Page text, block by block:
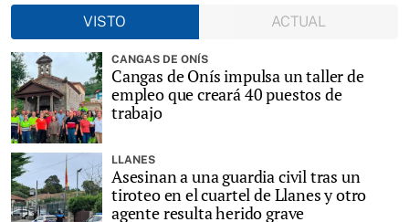
VISTO
ACTUAL
CANGAS DE ONÍS
Cangas de Onís impulsa un taller de
empleo que creará 40 puestos de
trabajo
LLANES
Asesinan a una guardia civil tras un
tiroteo en el cuartel de Llanes y otro
agente resulta herido grave